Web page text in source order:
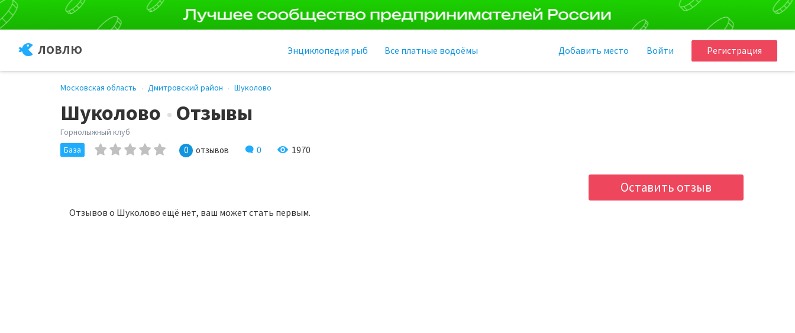
ЛОВЛЮ Регистрация
Войти
Добавить место
Энциклопедия рыб Все платные водоёмы
Московская область Дмитровский район Шуколово
Шуколово Отзывы
Горнолыжный клуб
База
0 отзывов 0 1970
Отзывов о Шуколово ещё нет, ваш может стать первым.
Оставить отзыв